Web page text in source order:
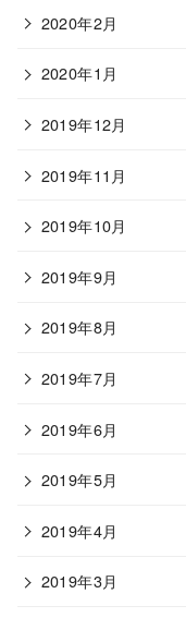
2020年2月
2020年1月
2019年12月
2019年11月
2019年10月
2019年9月
2019年8月
2019年7月
2019年6月
2019年5月
2019年4月
2019年3月